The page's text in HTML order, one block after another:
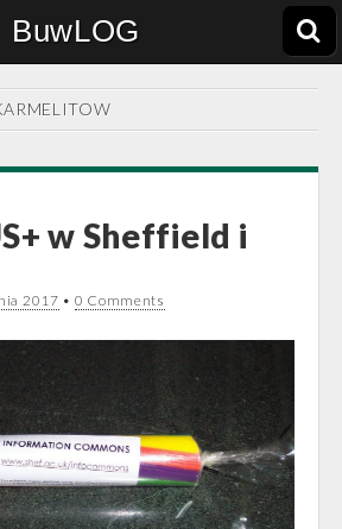
BuwLOG
w Sheffield i
2017 • 0 Comments